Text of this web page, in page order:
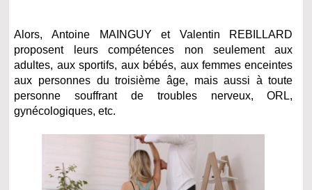
Alors, Antoine MAINGUY et Valentin REBILLARD
proposent leurs compétences non seulement aux
adultes, aux sportifs, aux bébés, aux femmes enceintes
aux personnes du troisième âge, mais aussi à toute
personne souffrant de troubles nerveux, ORL,
gynécologiques, etc.